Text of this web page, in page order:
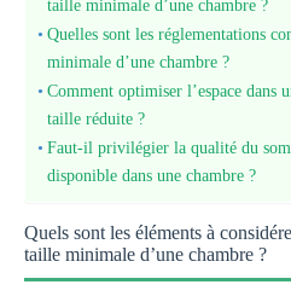
taille minimale d’une chambre ?
Quelles sont les réglementations
minimale d’une chambre ?
Comment optimiser l’espace dans
taille réduite ?
Faut-il privilégier la qualité du
disponible dans une chambre ?
Quels sont les éléments à
taille minimale d’une chambre ?